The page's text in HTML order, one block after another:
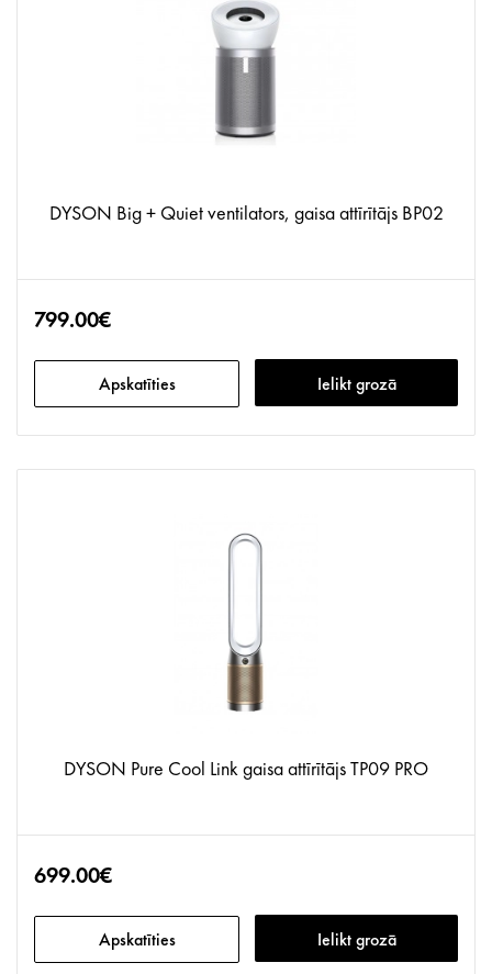
DYSON Big + Quiet ventilators, gaisa attīrītājs BP02
799.00€
Apskatīties Ielikt grozā
DYSON Pure Cool Link gaisa attīrītājs TP09 PRO
699.00€
Apskatīties Ielikt grozā